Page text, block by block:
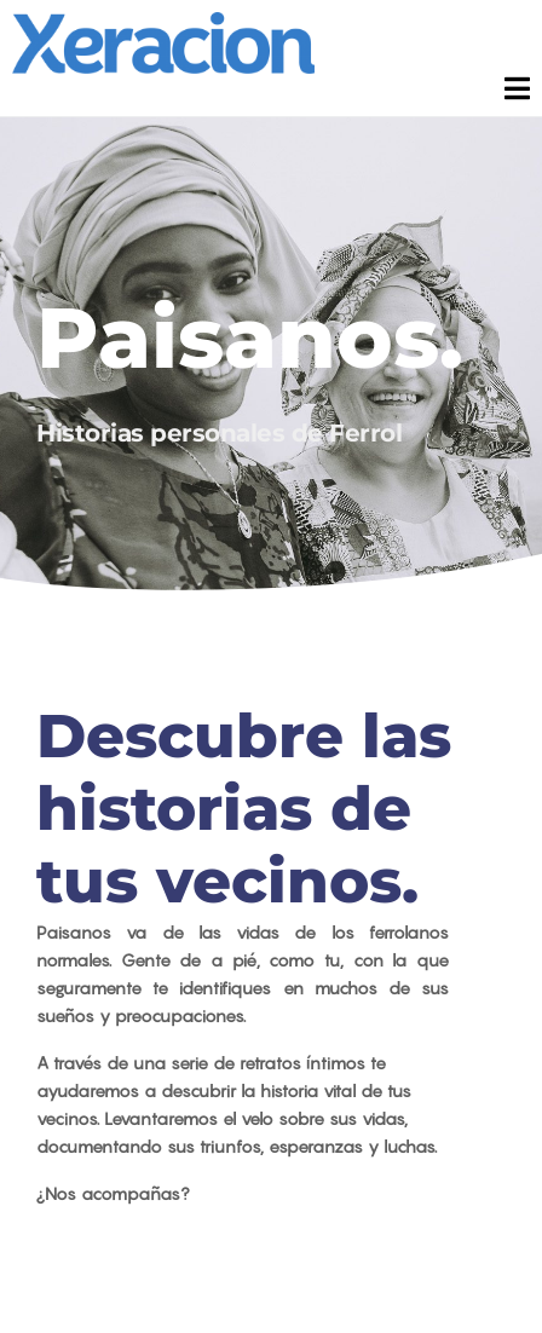
Paisanos.
Historias personales de Ferrol
Descubre las
historias de
tus vecinos.
Paisanos va de las vidas de los ferrolanos
normales. Gente de a pié, como tu, con la que
seguramente te identifiques en muchos de sus
sueños y preocupaciones.
A través de una serie de retratos íntimos te
ayudaremos a descubrir la historia vital de tus
vecinos. Levantaremos el velo sobre sus vidas,
documentando sus triunfos, esperanzas y luchas.
¿Nos acompañas?